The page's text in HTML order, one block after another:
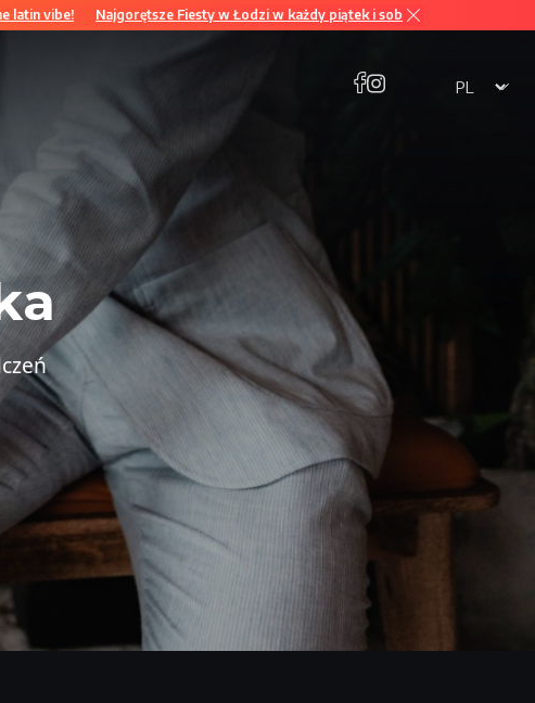
Najgorętsze Fiesty w Łodzi w każdy piątek i sobotę od 21:00! Feel the latin